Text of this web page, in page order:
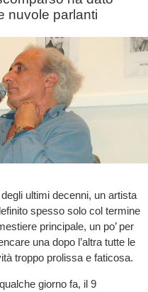
nuvole parlanti
ultimi decenni, un artista
spesso solo col termine
principale, un po’ per
una dopo l’altra tutte le
troppo prolissa e faticosa.
giorno fa, il 9